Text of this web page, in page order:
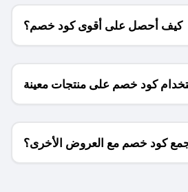
كيف أحصل على أقوى كود خصم؟
كود خصم على منتجات معينة
فقط؟
كود خصم مع العروض الأخرى؟